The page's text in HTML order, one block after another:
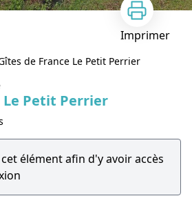
Imprimer
de France Le Petit Perrier
Le Petit Perrier
élément afin d'y avoir accès